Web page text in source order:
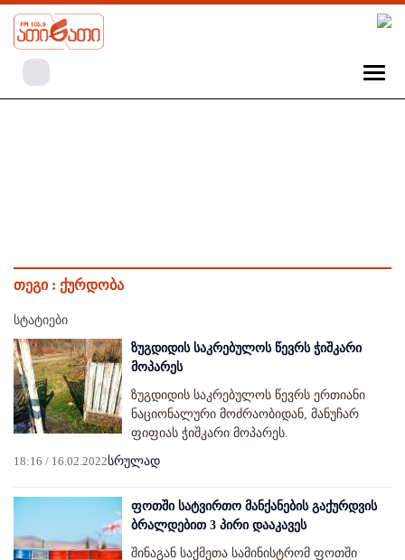
თეგი : ქურდობა
სტატიები
ზუგდიდის საკრებულოს წევრს ჭიშკარი
მოპარეს
ზუგდიდის საკრებულოს წევრს ერთიანი
ნაციონალური მოძრაობიდან, მანუჩარ
ფიფიას ჭიშკარი მოპარეს.
18:16 / 16.02.2022სრულად
ფოთში სატვირთო მანქანების გაქურდვის
ბრალდებით 3 პირი დააკავეს
შინაგან საქმეთა სამინისტრომ ფოთში